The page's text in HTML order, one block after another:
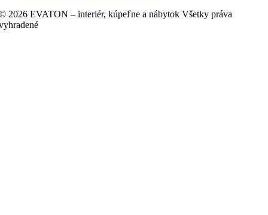
2026 EVATON – interiér, kúpeľne a nábytok Všetky práva